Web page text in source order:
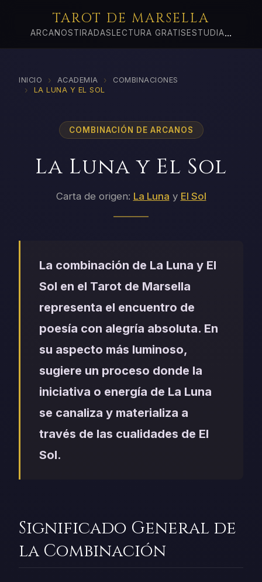
TAROT DE MARSELLA
ARCANOSTIRADAS LECTURA GRATIS ESTUDIA...
INICIO › ACADEMIA › COMBINACIONES
› LA LUNA Y EL SOL
COMBINACIÓN DE ARCANOS
La Luna y El Sol
Carta de origen: La Luna y El Sol
La combinación de La Luna y El
Sol en el Tarot de Marsella
representa el encuentro de
poesía con alegría absoluta. En
su aspecto más luminoso,
sugiere un proceso donde la
iniciativa o energía de La Luna
se canaliza y materializa a
través de las cualidades de El
Sol.
Significado General de
la Combinación